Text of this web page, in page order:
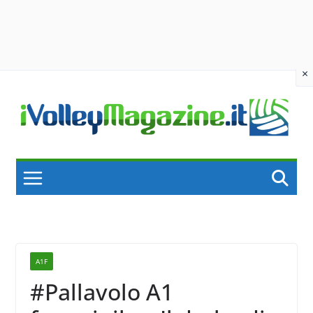
×
content
A1F
#Pallavolo A1